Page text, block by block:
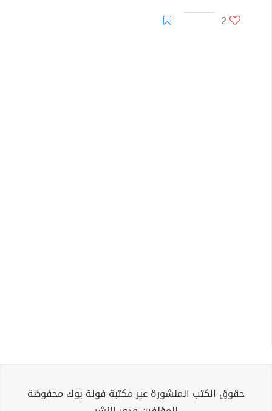
2
حقوق الكتب المنشورة عبر مكتبة فولة بوك محفوظة